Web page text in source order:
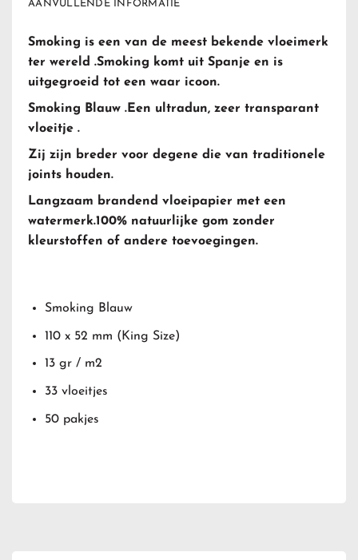
AANVULLENDE INFORMATIE
Smoking is een van de meest bekende vloeimerk
ter wereld .Smoking komt uit Spanje en is
uitgegroeid tot een waar icoon.
Smoking Blauw .Een ultradun, zeer transparant
vloeitje .
Zij zijn breder voor degene die van traditionele
joints houden.
Langzaam brandend vloeipapier met een
watermerk.100% natuurlijke gom zonder
kleurstoffen of andere toevoegingen.
Smoking Blauw
110 x 52 mm (King Size)
13 gr / m2
33 vloeitjes
50 pakjes